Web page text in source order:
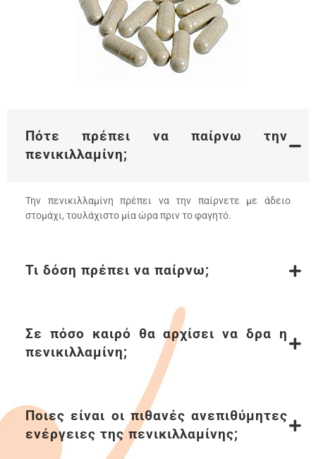
Πότε πρέπει να παίρνω την
πενικιλλαµίνη;
Την πενικιλλαµίνη πρέπει να την παίρνετε µε άδειο
στοµάχι, τουλάχιστο µία ώρα πριν το φαγητό.
Τι δόση πρέπει να παίρνω;
Σε πόσο καιρό θα αρχίσει να δρα η
πενικιλλαµίνη;
Ποιες είναι οι πιθανές ανεπιθύµητες
ενέργειες της πενικιλλαµίνης;